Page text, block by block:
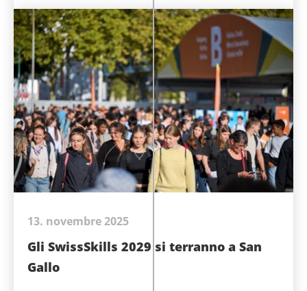
13. novembre 2025
Gli SwissSkills 2029 si terranno a San
Gallo